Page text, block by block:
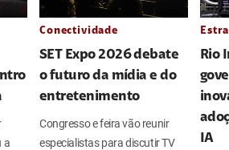
a
Conectividade
SET Expo 2026 debate
o futuro da mídia e do
entretenimento
Congresso e feira vão reunir
especialistas para discutir TV
Rio
IA